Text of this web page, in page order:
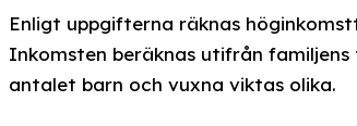
Enligt uppgifterna räknas
Inkomsten beräknas utifrån
antalet barn och vuxna viktas olika.